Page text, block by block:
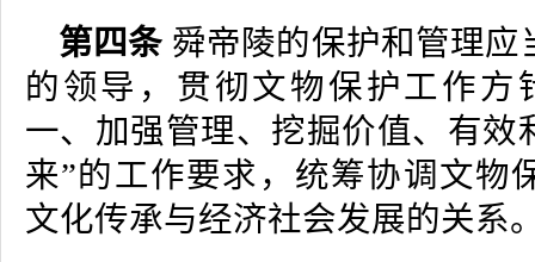
第四条 舜帝陵的保护和管理应
的领导，贯彻文物保护工作方
一、加强管理、挖掘价值、有效
来”的工作要求，统筹协调文物
文化传承与经济社会发展的关系